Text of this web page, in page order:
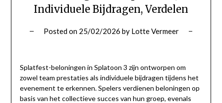
Individuele Bijdragen, Verdelen
Posted on 25/02/2026 by Lotte Vermeer
Splatfest-beloningen in Splatoon 3 zijn ontworpen om
zowel team prestaties als individuele bijdragen tijdens het
evenement te erkennen. Spelers verdienen beloningen op
basis van het collectieve succes van hun groep, evenals